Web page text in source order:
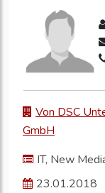
Von DSC
GmbH
IT, New
23.01.2018